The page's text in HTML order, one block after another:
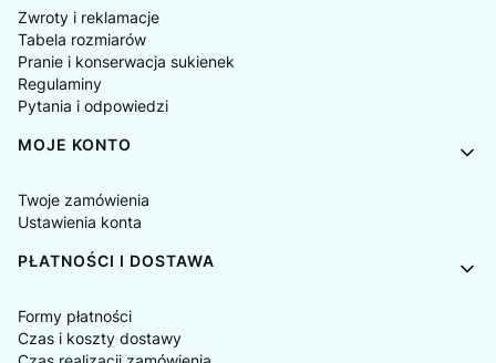
Zwroty i reklamacje
Tabela rozmiarów
Pranie i konserwacja sukienek
Regulaminy
Pytania i odpowiedzi
MOJE KONTO
Twoje zamówienia
Ustawienia konta
PŁATNOŚCI I DOSTAWA
Formy płatności
Czas i koszty dostawy